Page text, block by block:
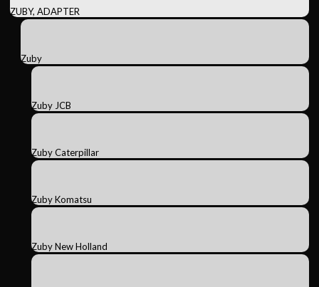
ZUBY, ADAPTER
Zuby
Zuby JCB
Zuby Caterpillar
Zuby Komatsu
Zuby New Holland